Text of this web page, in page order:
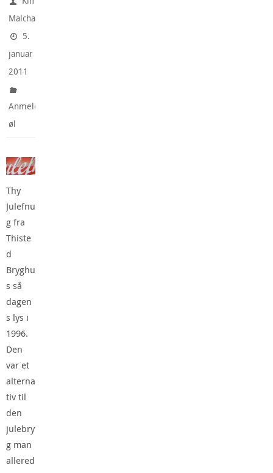
Malchau
5.
januar
2011
Anmeldte
øl
Thy
Julefnu
g fra
Thiste
d
Bryghu
s så
dagen
s lys i
1996.
Den
var et
alterna
tiv til
den
julebry
g man
allered